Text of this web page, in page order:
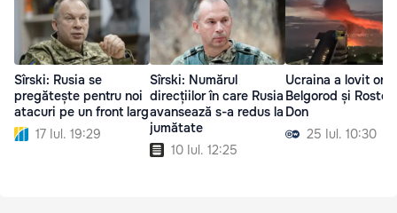
Sîrski: Rusia se
pregătește pentru noi
atacuri pe un front larg
17 Iul. 19:29
Sîrski: Numărul
direcțiilor în care Rusia
avansează s-a redus la
jumătate
10 Iul. 12:25
Ucraina a lovit
Belgorod și
Don
25 Iul. 10:30